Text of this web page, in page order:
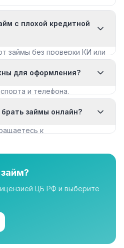
с плохой кредитной
займы без проверки КИ или
для оформления?
и телефона.
сумм. займы онлайн?
к
имеют лицензию.
ЦБ РФ и выберите